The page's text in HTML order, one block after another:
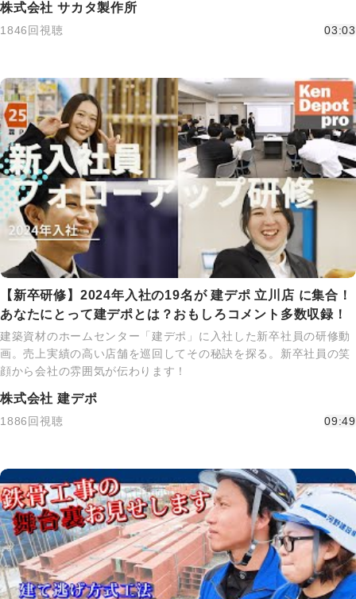
株式会社 サカタ製作所
1846回視聴 03:03
【新卒研修】2024年入社の19名が 建デポ 立川店 に集合！
あなたにとって建デポとは？おもしろコメント多数収録！
建築資材のホームセンター「建デポ」に入社した新卒社員の研修動
画。売上実績の高い店舗を巡回してその秘訣を探る。新卒社員の笑
顔から会社の雰囲気が伝わります！
株式会社 建デポ
1886回視聴 09:49